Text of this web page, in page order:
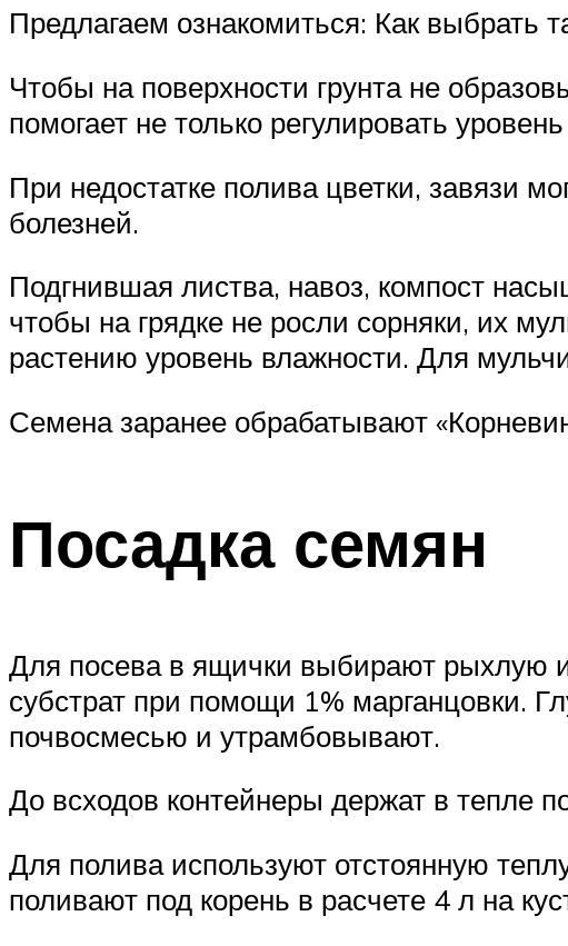
Предлагаем ознакомиться: Как
Чтобы на поверхности грунта не
помогает не только регулировать
При недостатке полива цветки, завязи
болезней.
Подгнившая листва, навоз, компост
чтобы на грядке не росли сорняки, их
растению уровень влажности. Для
Семена заранее обрабатывают
Посадка семян
Для посева в ящички выбирают рыхлую
субстрат при помощи 1% марганцовки.
почвосмесью и утрамбовывают.
До всходов контейнеры держат в тепле
Для полива используют отстоянную
поливают под корень в расчете 4 л на